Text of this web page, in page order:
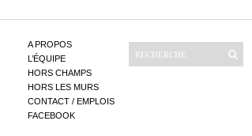
A PROPOS
L’ÉQUIPE
HORS CHAMPS
HORS LES MURS
CONTACT / EMPLOIS
FACEBOOK